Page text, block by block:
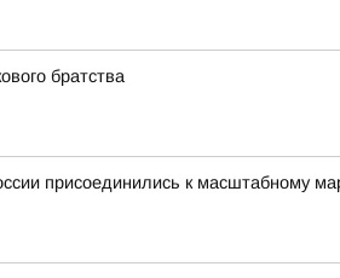
братства
присоединились к масштабному